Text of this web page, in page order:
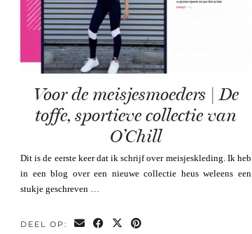
Voor de meisjesmoeders | De
toffe, sportieve collectie van
O’Chill
Dit is de eerste keer dat ik schrijf over meisjeskleding. Ik heb
in een blog over een nieuwe collectie heus weleens een
stukje geschreven …
DEEL OP: